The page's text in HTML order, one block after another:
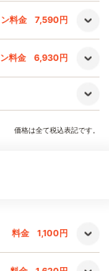
料金 7,590円
料金 6,930円
価格は全て税込表記です。
料金 1,100円